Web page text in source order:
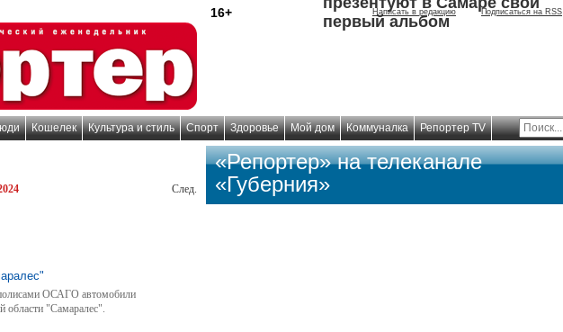
16+ Написать в редакцию Подписаться на RSS
первый альбом
Кошелек Культура и стиль Спорт Здоровье Мой дом Коммуналка Репортер TV
След.
ОСАГО автомобили
области "Самаралес".
«Репортер» на телеканале
«Губерния»